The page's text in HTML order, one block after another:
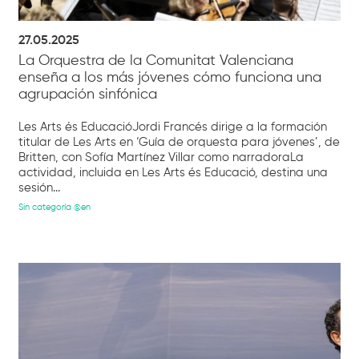
27.05.2025
La Orquestra de la Comunitat Valenciana
enseña a los más jóvenes cómo funciona una
agrupación sinfónica
Les Arts és EducacióJordi Francés dirige a la formación
titular de Les Arts en ‘Guía de orquesta para jóvenes’, de
Britten, con Sofía Martínez Villar como narradoraLa
actividad, incluida en Les Arts és Educació, destina una
sesión...
Sin categoría @en